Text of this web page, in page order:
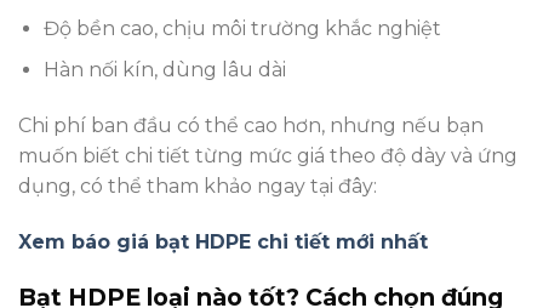
Độ bền cao, chịu môi trường khắc nghiệt
Hàn nối kín, dùng lâu dài
Chi phí ban đầu có thể cao hơn, nhưng nếu bạn
muốn biết chi tiết từng mức giá theo độ dày và ứng
dụng, có thể tham khảo ngay tại đây:
Xem báo giá bạt HDPE chi tiết mới nhất
Bạt HDPE loại nào tốt? Cách chọn đúng